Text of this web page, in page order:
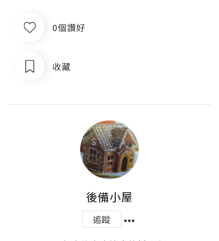
0個讚好
收藏
後備小屋
追蹤